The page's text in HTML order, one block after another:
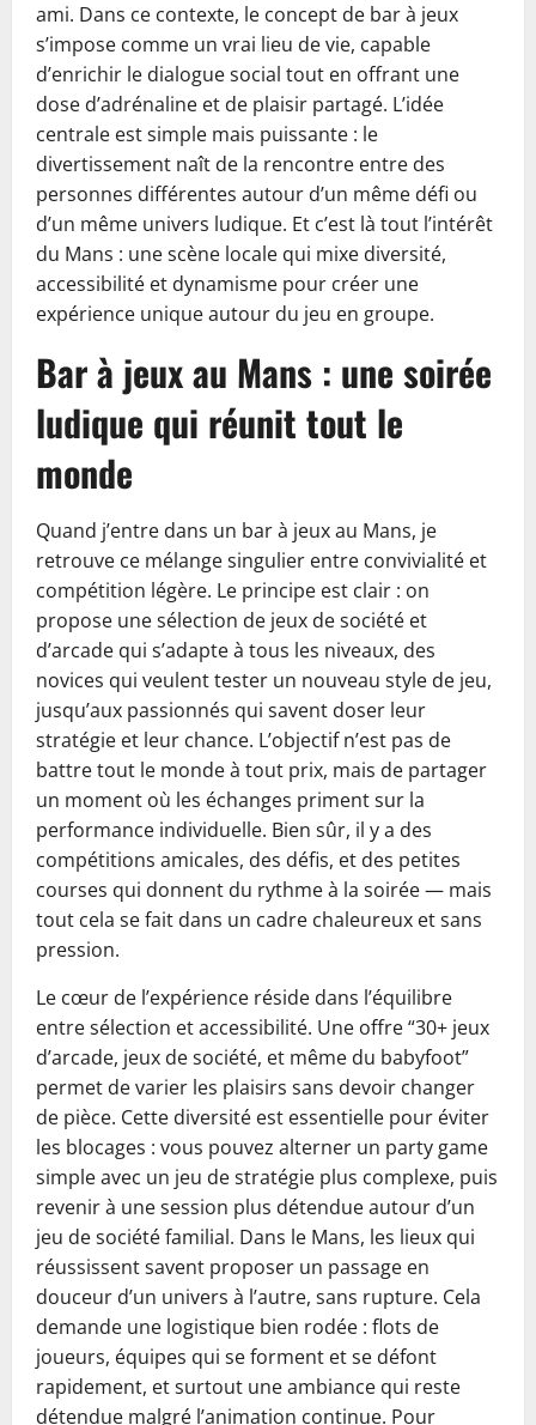
ami. Dans ce contexte, le concept de bar à jeux
s’impose comme un vrai lieu de vie, capable
d’enrichir le dialogue social tout en offrant une
dose d’adrénaline et de plaisir partagé. L’idée
centrale est simple mais puissante : le
divertissement naît de la rencontre entre des
personnes différentes autour d’un même défi ou
d’un même univers ludique. Et c’est là tout l’intérêt
du Mans : une scène locale qui mixe diversité,
accessibilité et dynamisme pour créer une
expérience unique autour du jeu en groupe.
Bar à jeux au Mans : une soirée
ludique qui réunit tout le
monde
Quand j’entre dans un bar à jeux au Mans, je
retrouve ce mélange singulier entre convivialité et
compétition légère. Le principe est clair : on
propose une sélection de jeux de société et
d’arcade qui s’adapte à tous les niveaux, des
novices qui veulent tester un nouveau style de jeu,
jusqu’aux passionnés qui savent doser leur
stratégie et leur chance. L’objectif n’est pas de
battre tout le monde à tout prix, mais de partager
un moment où les échanges priment sur la
performance individuelle. Bien sûr, il y a des
compétitions amicales, des défis, et des petites
courses qui donnent du rythme à la soirée — mais
tout cela se fait dans un cadre chaleureux et sans
pression.
Le cœur de l’expérience réside dans l’équilibre
entre sélection et accessibilité. Une offre “30+ jeux
d’arcade, jeux de société, et même du babyfoot”
permet de varier les plaisirs sans devoir changer
de pièce. Cette diversité est essentielle pour éviter
les blocages : vous pouvez alterner un party game
simple avec un jeu de stratégie plus complexe, puis
revenir à une session plus détendue autour d’un
jeu de société familial. Dans le Mans, les lieux qui
réussissent savent proposer un passage en
douceur d’un univers à l’autre, sans rupture. Cela
demande une logistique bien rodée : flots de
joueurs, équipes qui se forment et se défont
rapidement, et surtout une ambiance qui reste
détendue malgré l’animation continue. Pour